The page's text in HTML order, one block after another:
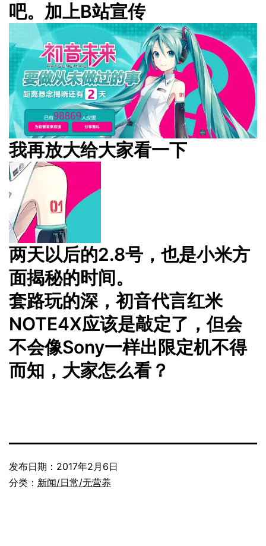
吧。加上B站宣传
我再放大给大家看一下
两天以后的2.8号，也是小米方
面揭秘的时间。
套路玩的深，初音代言红米
NOTE4X应该是敲定了，但会
不会像Sony一样出限定机不得
而知，大家怎么看？
发布日期： 2017年2月6日
分类： 新闻/日常/无营养